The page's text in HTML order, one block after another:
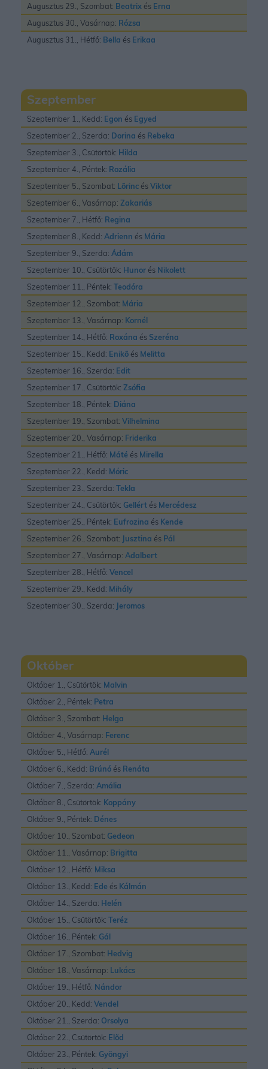
Augusztus 29., Szombat: Beatrix és Erna
Augusztus 30., Vasárnap: Rózsa
Augusztus 31., Hétfő: Bella és Erikaa
Szeptember
Szeptember 1., Kedd: Egon és Egyed
Szeptember 2., Szerda: Dorina és Rebeka
Szeptember 3., Csütörtök: Hilda
Szeptember 4., Péntek: Rozália
Szeptember 5., Szombat: Lõrinc ésViktor
Szeptember 6., Vasárnap: Zakariás
Szeptember 7., Hétfő: Regina
Szeptember 8., Kedd: Adrienn és Mária
Szeptember 9., Szerda: Ádám
Szeptember 10., Csütörtök: Hunor és Nikolett
Szeptember 11., Péntek: Teodóra
Szeptember 12., Szombat: Mária
Szeptember 13., Vasárnap: Kornél
Szeptember 14., Hétfő: Roxána és Szeréna
Szeptember 15., Kedd: Enikõ és Melitta
Szeptember 16., Szerda: Edit
Szeptember 17., Csütörtök: Zsófia
Szeptember 18., Péntek: Diána
Szeptember 19., Szombat: Vilhelmina
Szeptember 20., Vasárnap: Friderika
Szeptember 21., Hétfő: Máté és Mirella
Szeptember 22., Kedd: Móric
Szeptember 23., Szerda: Tekla
Szeptember 24., Csütörtök: Gellért és Mercédesz
Szeptember 25., Péntek: Eufrozina és Kende
Szeptember 26., Szombat: Jusztina és Pál
Szeptember 27., Vasárnap: Adalbert
Szeptember 28., Hétfő: Vencel
Szeptember 29., Kedd: Mihály
Szeptember 30., Szerda: Jeromos
Október
Október 1., Csütörtök: Malvin
Október 2., Péntek: Petra
Október 3., Szombat: Helga
Október 4., Vasárnap: Ferenc
Október 5., Hétfő: Aurél
Október 6., Kedd: Brúnó és Renáta
Október 7., Szerda: Amália
Október 8., Csütörtök: Koppány
Október 9., Péntek: Dénes
Október 10., Szombat: Gedeon
Október 11., Vasárnap: Brigitta
Október 12., Hétfő: Miksa
Október 13., Kedd: Ede és Kálmán
Október 14., Szerda: Helén
Október 15., Csütörtök: Teréz
Október 16., Péntek: Gál
Október 17., Szombat: Hedvig
Október 18., Vasárnap: Lukács
Október 19., Hétfő: Nándor
Október 20., Kedd: Vendel
Október 21., Szerda: Orsolya
Október 22., Csütörtök: Elõd
Október 23., Péntek: Gyöngyi